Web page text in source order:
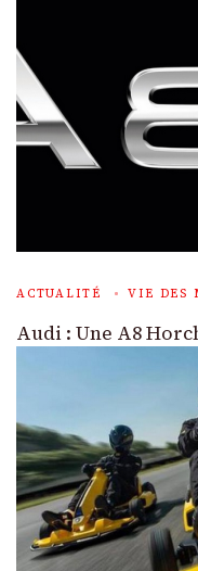
ACTUALITÉ VIE DES
Audi : Une A8